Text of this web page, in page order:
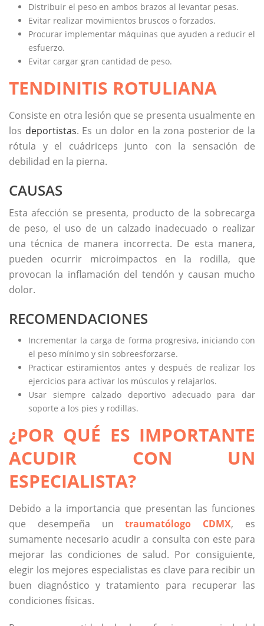
Distribuir el peso en ambos brazos al levantar pesas.
Evitar realizar movimientos bruscos o forzados.
Procurar implementar máquinas que ayuden a reducir el
esfuerzo.
Evitar cargar gran cantidad de peso.
TENDINITIS ROTULIANA
Consiste en otra lesión que se presenta usualmente en
los deportistas. Es un dolor en la zona posterior de la
rótula y el cuádriceps junto con la sensación de
debilidad en la pierna.
CAUSAS
Esta afección se presenta, producto de la sobrecarga
de peso, el uso de un calzado inadecuado o realizar
una técnica de manera incorrecta. De esta manera,
pueden ocurrir microimpactos en la rodilla, que
provocan la inflamación del tendón y causan mucho
dolor.
RECOMENDACIONES
Incrementar la carga de forma progresiva, iniciando con
el peso mínimo y sin sobreesforzarse.
Practicar estiramientos antes y después de realizar los
ejercicios para activar los músculos y relajarlos.
Usar siempre calzado deportivo adecuado para dar
soporte a los pies y rodillas.
¿POR QUÉ ES IMPORTANTE
ACUDIR CON UN
ESPECIALISTA?
Debido a la importancia que presentan las funciones
que desempeña untraumatólogo CDMX, es
sumamente necesario acudir a consulta con este para
mejorar las condiciones de salud. Por consiguiente,
elegir los mejores especialistas es clave para recibir un
buen diagnóstico y tratamiento para recuperar las
condiciones físicas.